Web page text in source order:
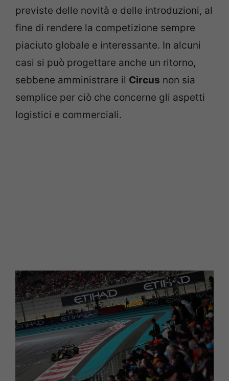
previste delle novità e delle introduzioni, al
fine di rendere la competizione sempre
piaciuto globale e interessante. In alcuni
casi si può progettare anche un ritorno,
sebbene amministrare il Circus non sia
semplice per ciò che concerne gli aspetti
logistici e commerciali.